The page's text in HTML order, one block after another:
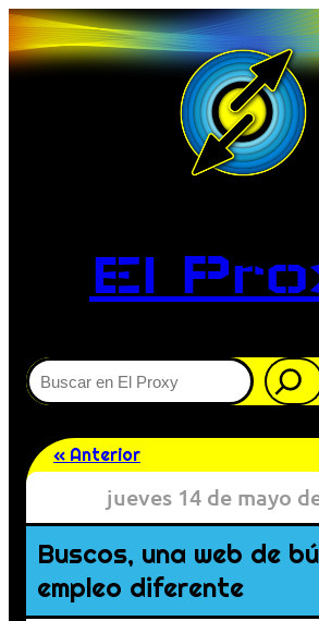
El
Buscar
« Anterior
jueves 14 de mayo
Buscos, una web de
empleo diferente